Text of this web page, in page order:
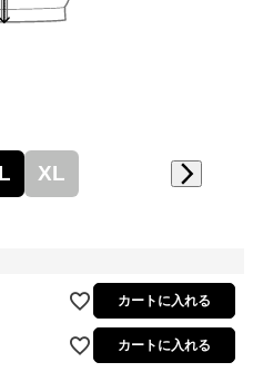
L XL
カートに入れる
カートに入れる